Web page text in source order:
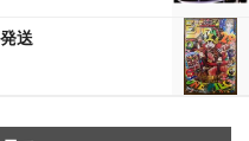
送